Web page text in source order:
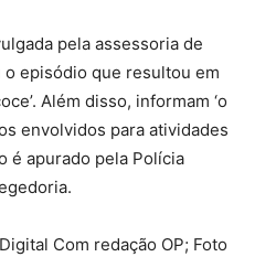
pela assessoria de
o episódio que resultou em
Além disso, informam ‘o
envolvidos para atividades
é apurado pela Polícia
Com redação OP; Foto